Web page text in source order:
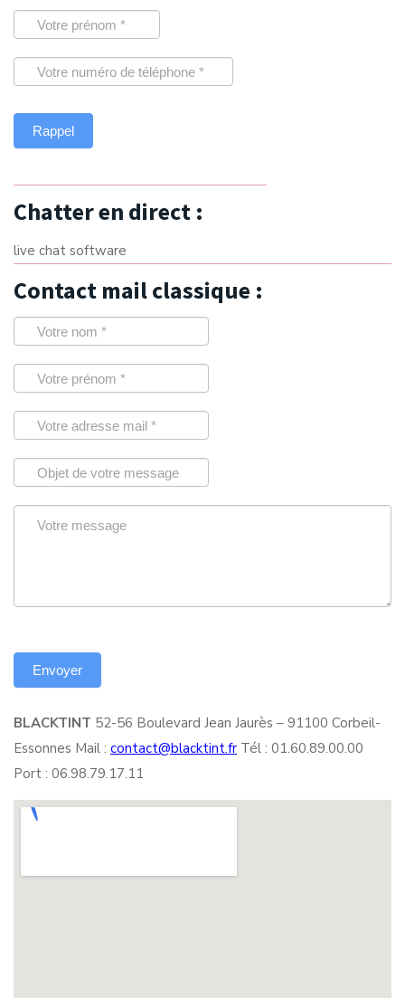
Chatter en direct :
live chat software
Contact mail classique :
BLACKTINT 52-56 Boulevard Jean Jaurès – 91100 Corbeil-
Essonnes Mail : contact@blacktint.fr Tél : 01.60.89.00.00
Port : 06.98.79.17.11